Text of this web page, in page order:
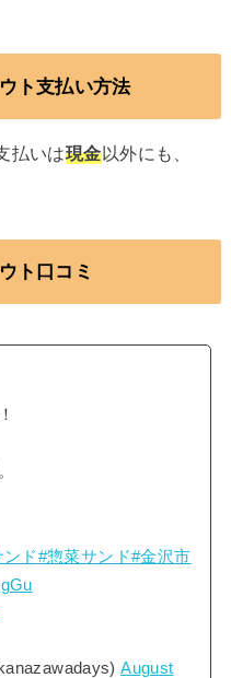
ト支払い方法
払いは現金以外にも、
ト口コミ
ド#惣菜サンド#金沢市
August